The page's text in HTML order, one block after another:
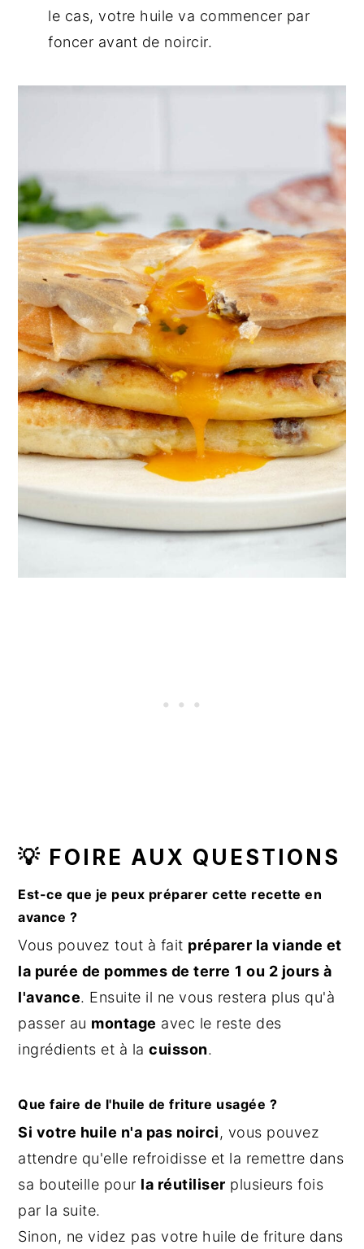
le cas, votre huile va commencer par
foncer avant de noircir.
💡 FOIRE AUX QUESTIONS
Est-ce que je peux préparer cette recette en
avance ?
Vous pouvez tout à fait préparer la viande et
la purée de pommes de terre 1 ou 2 jours à
l'avance. Ensuite il ne vous restera plus qu'à
passer au montage avec le reste des
ingrédients et à lacuisson.
Que faire de l'huile de friture usagée ?
Si votre huile n'a pas noirci, vous pouvez
attendre qu'elle refroidisse et la remettre dans
sa bouteille pour la réutiliser plusieurs fois
par la suite.
Sinon, ne videz pas votre huile de friture dans